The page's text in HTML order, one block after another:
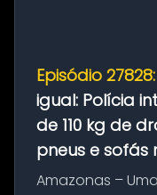
Episódio 27828:
igual: Polícia
de 110 kg de
pneus e sofás
Amazonas –